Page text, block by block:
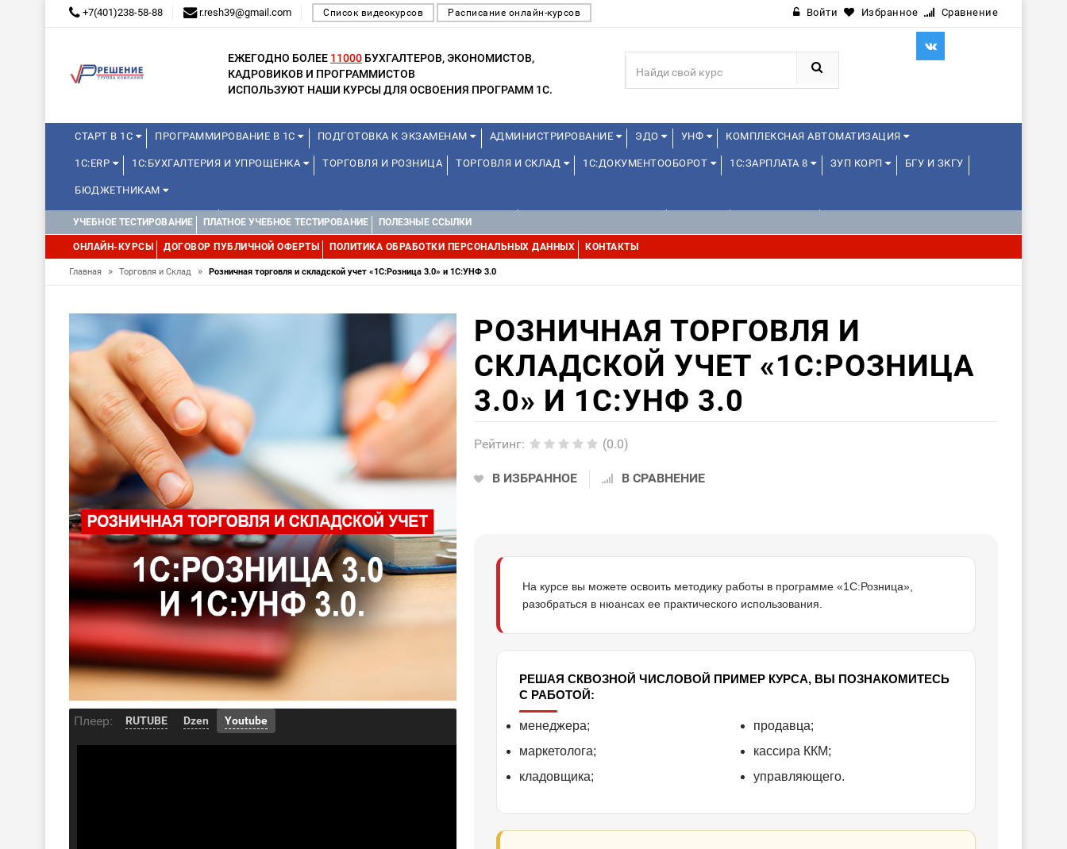
+7(401)238-58-88 r.resh39@gmail.com Список видеокурсов Расписание онлайн-курсов Войти Избранное Сравнение
ЕЖЕГОДНО БОЛЕЕ 11000 БУХГАЛТЕРОВ, ЭКОНОМИСТОВ,
КАДРОВИКОВ И ПРОГРАММИСТОВ
ИСПОЛЬЗУЮТ НАШИ КУРСЫ ДЛЯ ОСВОЕНИЯ ПРОГРАММ 1С.
СТАРТ В 1С ПРОГРАММИРОВАНИЕ В 1С ПОДГОТОВКА К ЭКЗАМЕНАМ АДМИНИСТРИРОВАНИЕ ЭДО УНФ КОМПЛЕКСНАЯ АВТОМАТИЗАЦИЯ
1С:ERP 1С:БУХГАЛТЕРИЯ И УПРОЩЕНКА ТОРГОВЛЯ И РОЗНИЦА ТОРГОВЛЯ И СКЛАД 1С:ДОКУМЕНТООБОРОТ 1С:ЗАРПЛАТА 8 ЗУП КОРП БГУ И ЗКГУ
БЮДЖЕТНИКАМ
КУРСЫ ДЛЯ ШКОЛЬНИКОВ ДЛЯ ШКОЛЬНИКОВ 1С:УПРАВЛЕНИЕ ХОЛДИНГОМ
УЧЕБНОЕ ТЕСТИРОВАНИЕ ПЛАТНОЕ УЧЕБНОЕ ТЕСТИРОВАНИЕ ПОЛЕЗНЫЕ ССЫЛКИ
ОНЛАЙН-КУРСЫ ДОГОВОР ПУБЛИЧНОЙ ОФЕРТЫ ПОЛИТИКА ОБРАБОТКИ ПЕРСОНАЛЬНЫХ ДАННЫХ КОНТАКТЫ
Главная » Торговля и Склад » Розничная торговля и складской учет «1С:Розница 3.0» и 1С:УНФ 3.0
Плеер: RUTUBE Dzen Youtube
РОЗНИЧНАЯ ТОРГОВЛЯ И
СКЛАДСКОЙ УЧЕТ «1С:РОЗНИЦА
3.0» И 1С:УНФ 3.0
Рейтинг: (0.0)
В ИЗБРАННОЕ В СРАВНЕНИЕ
На курсе вы можете освоить методику работы в программе «1С:Розница»,
разобраться в нюансах ее практического использования.
РЕШАЯ СКВОЗНОЙ ЧИСЛОВОЙ ПРИМЕР КУРСА, ВЫ ПОЗНАКОМИТЕСЬ
С РАБОТОЙ:
менеджера;
маркетолога;
кладовщика;
продавца;
кассира ККМ;
управляющего.